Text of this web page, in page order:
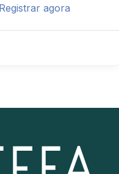
Registrar agora